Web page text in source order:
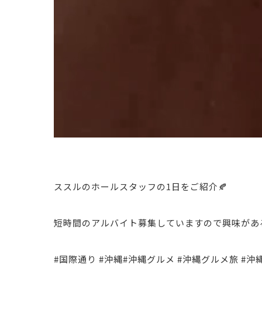
ススルのホールスタッフの1日をご紹介🍂
短時間のアルバイト募集していますので興味が
#国際通り #沖縄#沖縄グルメ #沖縄グルメ旅 #